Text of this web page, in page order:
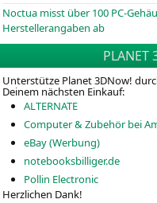
Noctua misst über 100 PC-
Herstellerangaben ab
PLANET
Unterstütze Planet 3DNow!
Deinem nächsten Einkauf:
ALTERNATE
Computer & Zubehör bei
eBay (Werbung)
notebooksbilliger.de
Pollin Electronic
Herzlichen Dank!